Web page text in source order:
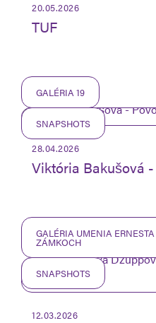
20.05.2026
TUF
GALÉRIA 19
SNAPSHOTS
28.04.2026
Viktória Bakušová
GALÉRIA UMENIA
ZÁMKOCH
SNAPSHOTS
12.03.2026